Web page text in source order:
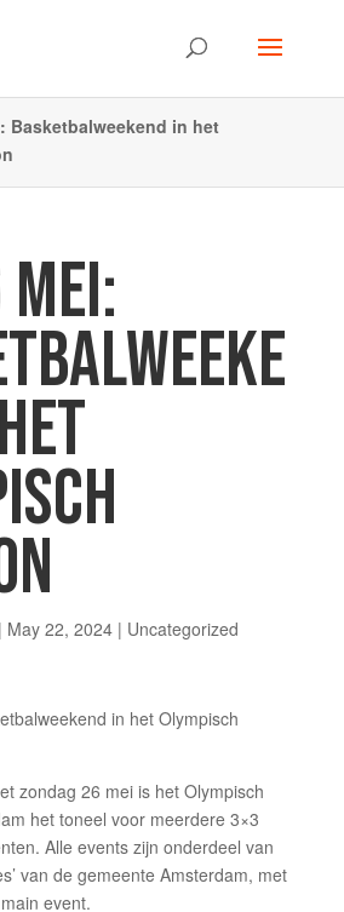
Basketbalweekend in het
| May 22, 2024| Uncategorized
zondag 26 mei is het Olympisch
het toneel voor meerdere 3×3
Alle events zijn onderdeel van
van de gemeente Amsterdam, met
event.